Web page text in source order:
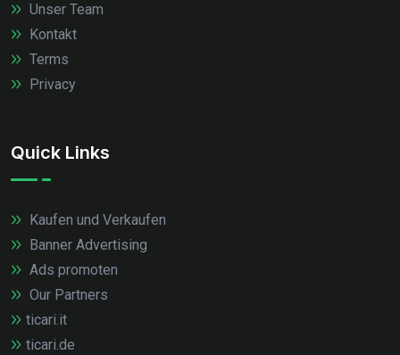
Unser Team
Kontakt
Terms
Privacy
Quick Links
Kaufen und Verkaufen
Banner Advertising
Ads promoten
Our Partners
ticari.it
ticari.de